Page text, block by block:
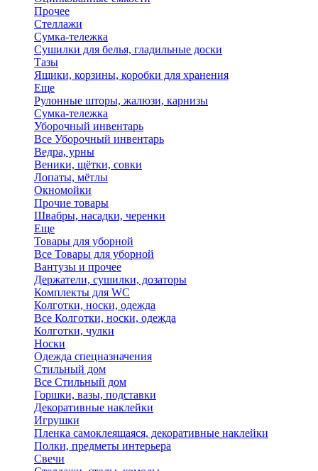
Прочее
Стеллажи
Сумка-тележка
Сушилки для белья, гладильные доски
Тазы
Ящики, корзины, коробки для хранения
Еще
Рулонные шторы, жалюзи, карнизы
Сумка-тележка
Уборочный инвентарь
Все Уборочный инвентарь
Ведра, урны
Веники, щётки, совки
Лопаты, мётлы
Окномойки
Прочие товары
Швабры, насадки, черенки
Еще
Товары для уборной
Все Товары для уборной
Вантузы и прочее
Держатели, сушилки, дозаторы
Комплекты для WC
Колготки, носки, одежда
Все Колготки, носки, одежда
Колготки, чулки
Носки
Одежда спецназначения
Стильный дом
Все Стильный дом
Горшки, вазы, подставки
Декоративные наклейки
Игрушки
Пленка самоклеящаяся, декоративные наклейки
Полки, предметы интерьера
Свечи